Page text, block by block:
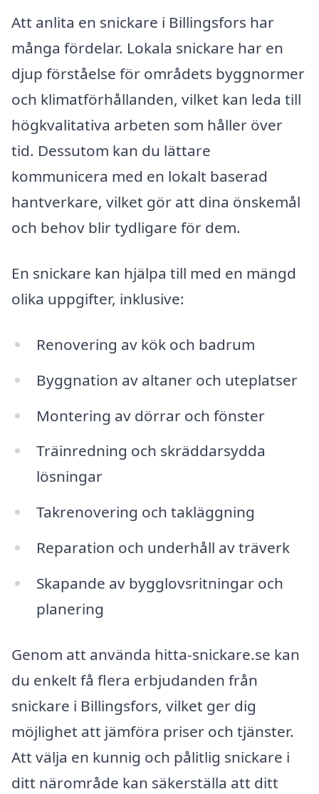
Att anlita en snickare i Billingsfors har
många fördelar. Lokala snickare har en
djup förståelse för områdets byggnormer
och klimatförhållanden, vilket kan leda till
högkvalitativa arbeten som håller över
tid. Dessutom kan du lättare
kommunicera med en lokalt baserad
hantverkare, vilket gör att dina önskemål
och behov blir tydligare för dem.
En snickare kan hjälpa till med en mängd
olika uppgifter, inklusive:
Renovering av kök och badrum
Byggnation av altaner och uteplatser
Montering av dörrar och fönster
Träinredning och skräddarsydda
lösningar
Takrenovering och takläggning
Reparation och underhåll av träverk
Skapande av bygglovsritningar och
planering
Genom att använda hitta-snickare.se kan
du enkelt få flera erbjudanden från
snickare i Billingsfors, vilket ger dig
möjlighet att jämföra priser och tjänster.
Att välja en kunnig och pålitlig snickare i
ditt närområde kan säkerställa att ditt